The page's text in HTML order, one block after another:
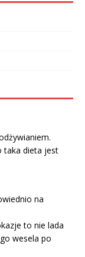
taka dieta jest
na
to nie lada
wesela po